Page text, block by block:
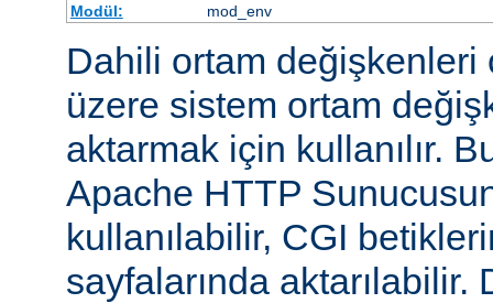
Modül:
mod_env
Dahili ortam değişkenleri
üzere sistem ortam
aktarmak için kullanılır.
Apache HTTP
kullanılabilir, CGI
sayfalarında